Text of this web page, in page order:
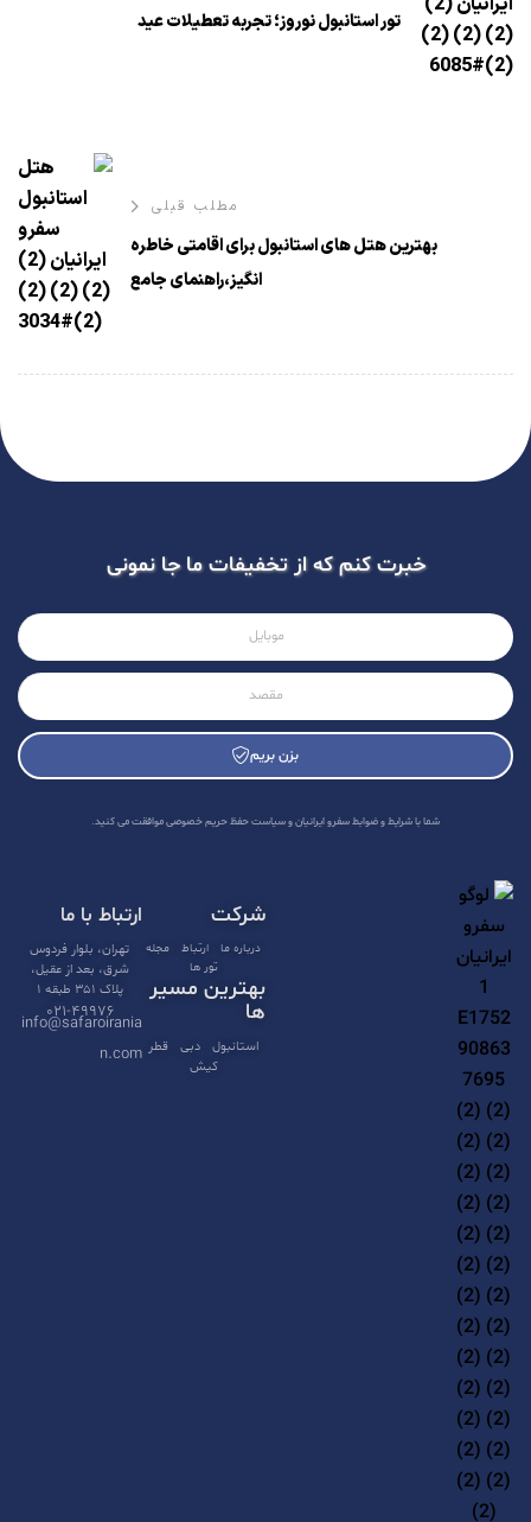
تور استانبول نوروز؛ تجربه تعطیلات عید
مطلب قبلی
بهترین هتل های استانبول برای اقامتی خاطره
انگیز،راهنمای جامع
خبرت کنم که از تخفیفات ما جا نمونی
بزن بریم
e
n
t
i
e
:
شما با شرایط و ضوابط سفرو ایرانیان و سیاست حفظ حریم خصوصی موافقت می کنید.
شرکت
درباره ما ارتباط
مجله
تور ها
بهترین مسیر
ها
استانبول دبی
قطر
کیش
ارتباط با ما
تهران، بلوار فردوس
شرق، بعد از عقیل،
پلاک ۳۵۱ طبقه ۱
۰۲۱-۴۹۹۷۶
info@safaroirania
n.com